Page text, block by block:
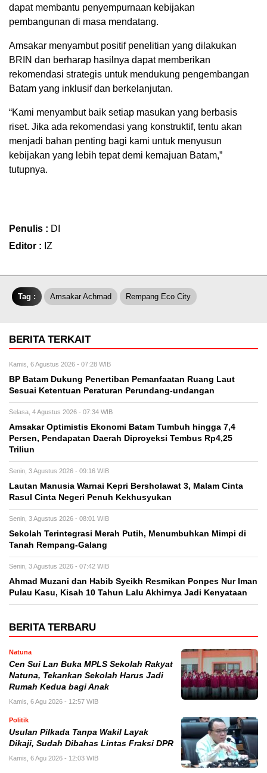
dapat membantu penyempurnaan kebijakan
pembangunan di masa mendatang.
Amsakar menyambut positif penelitian yang dilakukan
BRIN dan berharap hasilnya dapat memberikan
rekomendasi strategis untuk mendukung pengembangan
Batam yang inklusif dan berkelanjutan.
“Kami menyambut baik setiap masukan yang berbasis
riset. Jika ada rekomendasi yang konstruktif, tentu akan
menjadi bahan penting bagi kami untuk menyusun
kebijakan yang lebih tepat demi kemajuan Batam,”
tutupnya.
Penulis : DI
Editor : IZ
Tag : Amsakar Achmad Rempang Eco City
BERITA TERKAIT
Kamis, 6 Agustus 2026 - 07:28 WIB
BP Batam Dukung Penertiban Pemanfaatan Ruang Laut
Sesuai Ketentuan Peraturan Perundang-undangan
Selasa, 4 Agustus 2026 - 07:34 WIB
Amsakar Optimistis Ekonomi Batam Tumbuh hingga 7,4
Persen, Pendapatan Daerah Diproyeksi Tembus Rp4,25
Triliun
Senin, 3 Agustus 2026 - 09:16 WIB
Lautan Manusia Warnai Kepri Bersholawat 3, Malam Cinta
Rasul Cinta Negeri Penuh Kekhusyukan
Senin, 3 Agustus 2026 - 08:01 WIB
Sekolah Terintegrasi Merah Putih, Menumbuhkan Mimpi di
Tanah Rempang-Galang
Senin, 3 Agustus 2026 - 07:42 WIB
Ahmad Muzani dan Habib Syeikh Resmikan Ponpes Nur Iman
Pulau Kasu, Kisah 10 Tahun Lalu Akhirnya Jadi Kenyataan
BERITA TERBARU
Natuna
Cen Sui Lan Buka MPLS Sekolah Rakyat
Natuna, Tekankan Sekolah Harus Jadi
Rumah Kedua bagi Anak
Kamis, 6 Agu 2026 - 12:57 WIB
Politik
Usulan Pilkada Tanpa Wakil Layak
Dikaji, Sudah Dibahas Lintas Fraksi DPR
Kamis, 6 Agu 2026 - 12:03 WIB